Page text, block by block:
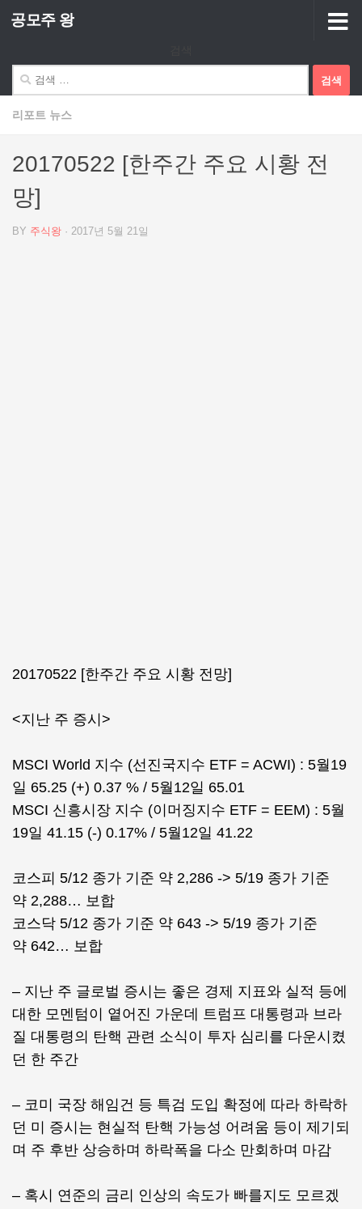
Skip to content
공모주 왕
색:
리포트 뉴스
20170522 [한주간 주요 시황 전
망]
BY 주식왕 · 2017년 5월 21일
20170522 [한주간 주요 시황 전망]
<지난 주 증시>
MSCI World 지수 (선진국지수 ETF = ACWI) : 5월19
일 65.25 (+) 0.37 % / 5월12일 65.01
MSCI 신흥시장 지수 (이머징지수 ETF = EEM) : 5월
19일 41.15 (-) 0.17% / 5월12일 41.22
코스피 5/12 종가 기준 약 2,286 -> 5/19 종가 기준
약 2,288… 보합
코스닥 5/12 종가 기준 약 643 -> 5/19 종가 기준
약 642… 보합
– 지난 주 글로벌 증시는 좋은 경제 지표와 실적 등에
대한 모멘텀이 옅어진 가운데 트럼프 대통령과 브라
질 대통령의 탄핵 관련 소식이 투자 심리를 다운시켰
던 한 주간
– 코미 국장 해임건 등 특검 도입 확정에 따라 하락하
던 미 증시는 현실적 탄핵 가능성 어려움 등이 제기되
며 주 후반 상승하며 하락폭을 다소 만회하며 마감
– 혹시 연준의 금리 인상의 속도가 빠를지도 모르겠